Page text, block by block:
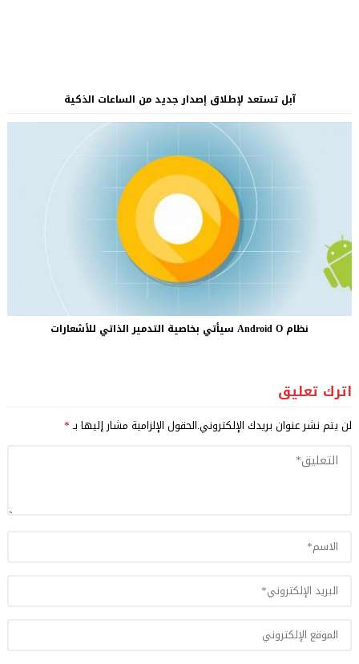
آبل تستعد لإطلاق إصدار جديد من الساعات الذكية
نظام Android O سيأتي بخاصية التدمير الذاتي للأشعارات
اترك تعليق
لن يتم نشر عنوان بريدك الإلكتروني.الحقول الإلزامية مشار إليها بـ*